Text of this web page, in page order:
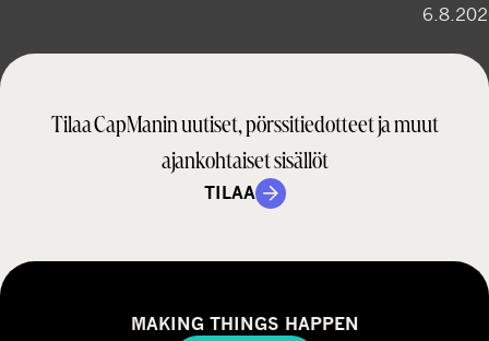
Tilaa CapManin uutiset, pörssitiedotteet ja muut
ajankohtaiset sisällöt
TILAA
MAKING THINGS HAPPEN